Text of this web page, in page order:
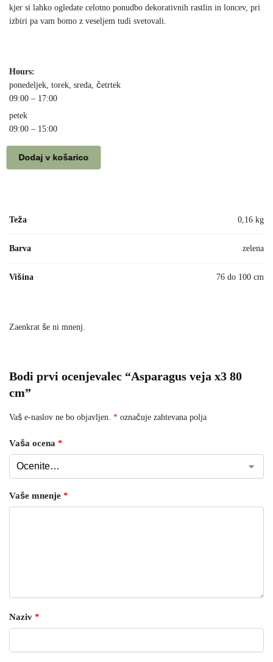
kjer si lahko ogledate celotno ponudbo dekorativnih rastlin in loncev, pri
izbiri pa vam bomo z veseljem tudi svetovali.
Hours:
ponedeljek, torek, sreda, četrtek
09:00 – 17:00
petek
09:00 – 15:00
Dodaj v košarico
Teža 0,16 kg
Barva zelena
Višina 76 do 100 cm
Zaenkrat še ni mnenj.
Bodi prvi ocenjevalec “Asparagus veja x3 80
cm”
Vaš e-naslov ne bo objavljen. * označuje zahtevana polja
Vaša ocena *
Vaše mnenje *
Naziv *